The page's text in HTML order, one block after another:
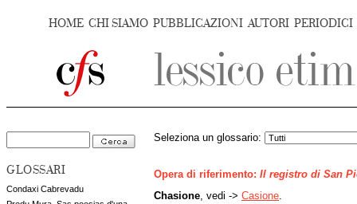
HOME CHI SIAMO PUBBLICAZIONI AUTORI PERIODICI
GLOSSARI
Condaxi Cabrevadu
Seleziona un glossario:
Opera di riferimento: Il registro di San
Chasione , vedi -> Casione